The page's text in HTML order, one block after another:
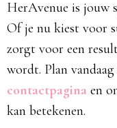
HerAvenue is jouw
Of je nu kiest voor
zorgt voor een
wordt. Plan
contactpagina en
kan betekenen.